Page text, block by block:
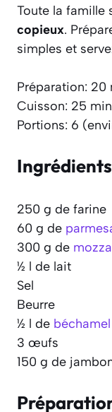
Toute la famille
copieux.
simples et
Préparation: 20
Cuisson: 25
Portions: 6
Ingrédients
250 g de farine
60 g de
300 g de
½ l de lait
Sel
Beurre
½ l de béchamel
3 œufs
150 g de